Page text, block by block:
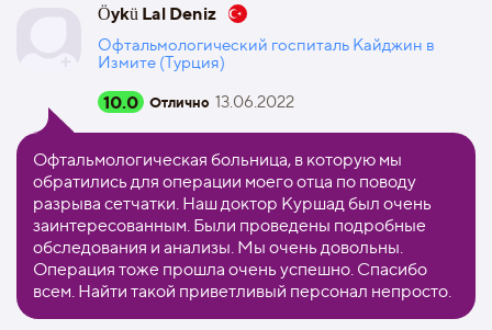
Öykü Lal Deniz
Офтальмологический госпиталь Кайджин в
Измите (Турция)
10.0 Отлично 13.06.2022
Офтальмологическая больница, в которую мы
обратились для операции моего отца по поводу
разрыва сетчатки. Наш доктор Куршад был очень
заинтересованным. Были проведены подробные
обследования и анализы. Мы очень довольны.
Операция тоже прошла очень успешно. Спасибо
всем. Найти такой приветливый персонал непросто.